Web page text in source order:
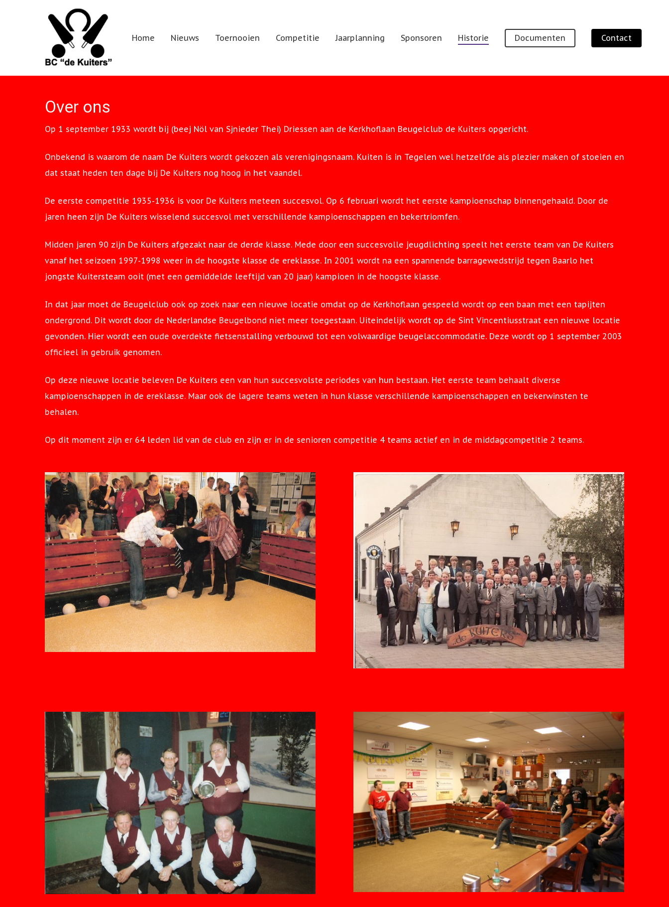
Hit enter to search or ESC to close
Home Nieuws Toernooien Competitie Jaarplanning Sponsoren Historie Documenten Contact
Over ons
Op 1 september 1933 wordt bij (beej Nöl van Sjnieder Thei) Driessen aan de Kerkhoflaan Beugelclub de Kuiters opgericht.
Onbekend is waarom de naam De Kuiters wordt gekozen als verenigingsnaam. Kuiten is in Tegelen wel hetzelfde als plezier maken of stoeien en
dat staat heden ten dage bij De Kuiters nog hoog in het vaandel.
De eerste competitie 1935-1936 is voor De Kuiters meteen succesvol. Op 6 februari wordt het eerste kampioenschap binnengehaald. Door de
jaren heen zijn De Kuiters wisselend succesvol met verschillende kampioenschappen en bekertriomfen.
Midden jaren 90 zijn De Kuiters afgezakt naar de derde klasse. Mede door een succesvolle jeugdlichting speelt het eerste team van De Kuiters
vanaf het seizoen 1997-1998 weer in de hoogste klasse de ereklasse. In 2001 wordt na een spannende barragewedstrijd tegen Baarlo het
jongste Kuitersteam ooit (met een gemiddelde leeftijd van 20 jaar) kampioen in de hoogste klasse.
In dat jaar moet de Beugelclub ook op zoek naar een nieuwe locatie omdat op de Kerkhoflaan gespeeld wordt op een baan met een tapijten
ondergrond. Dit wordt door de Nederlandse Beugelbond niet meer toegestaan. Uiteindelijk wordt op de Sint Vincentiusstraat een nieuwe locatie
gevonden. Hier wordt een oude overdekte fietsenstalling verbouwd tot een volwaardige beugelaccommodatie. Deze wordt op 1 september 2003
officieel in gebruik genomen.
Op deze nieuwe locatie beleven De Kuiters een van hun succesvolste periodes van hun bestaan. Het eerste team behaalt diverse
kampioenschappen in de ereklasse. Maar ook de lagere teams weten in hun klasse verschillende kampioenschappen en bekerwinsten te
behalen.
Op dit moment zijn er 64 leden lid van de club en zijn er in de senioren competitie 4 teams actief en in de middagcompetitie 2 teams.